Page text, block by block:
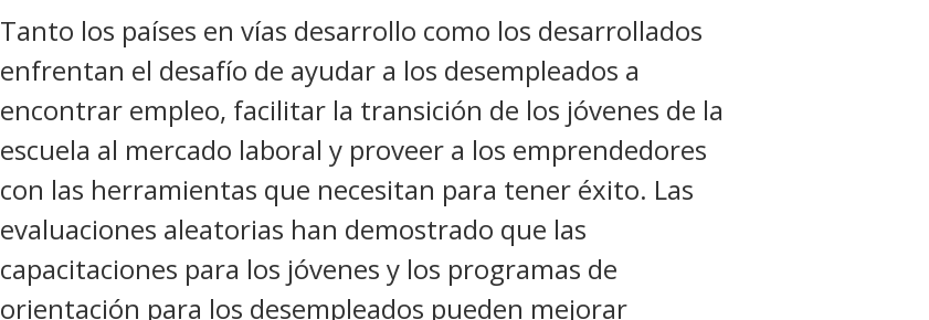
Tanto los países en vías desarrollo como los desarrollados
enfrentan el desafío de ayudar a los desempleados a
encontrar empleo, facilitar la transición de los jóvenes de la
escuela al mercado laboral y proveer a los emprendedores
con las herramientas que necesitan para tener éxito. Las
evaluaciones aleatorias han demostrado que las
capacitaciones para los jóvenes y los programas de
orientación para los desempleados pueden mejorar